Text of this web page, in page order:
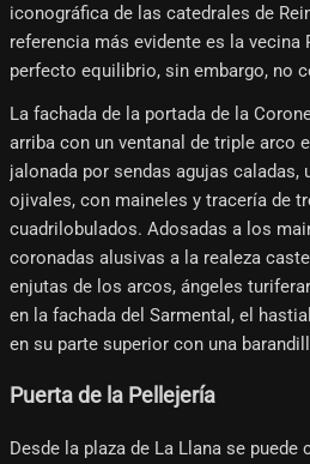
iconográfica de las catedrales de
referencia más evidente es la vecina
perfecto equilibrio, sin embargo, no
La fachada de la portada de la
arriba con un ventanal de triple arco
jalonada por sendas agujas caladas,
ojivales, con maineles y tracería de
cuadrilobulados. Adosadas a los
coronadas alusivas a la realeza
enjutas de los arcos, ángeles
en la fachada del Sarmental, el
en su parte superior con una
Puerta de la Pellejería
Desde la plaza de La Llana se